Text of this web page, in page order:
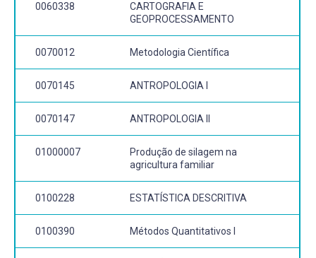
0060338
CARTOGRAFIA E
GEOPROCESSAMENTO
0070012 Metodologia Científica
0070145 ANTROPOLOGIA I
0070147 ANTROPOLOGIA II
01000007
Produção de silagem na
agricultura familiar
0100228 ESTATÍSTICA DESCRITIVA
0100390 Métodos Quantitativos I